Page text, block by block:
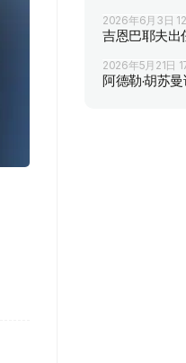
2026年6月3日
吉恩巴耶夫出
2026年5月21日
阿德勒·胡苏